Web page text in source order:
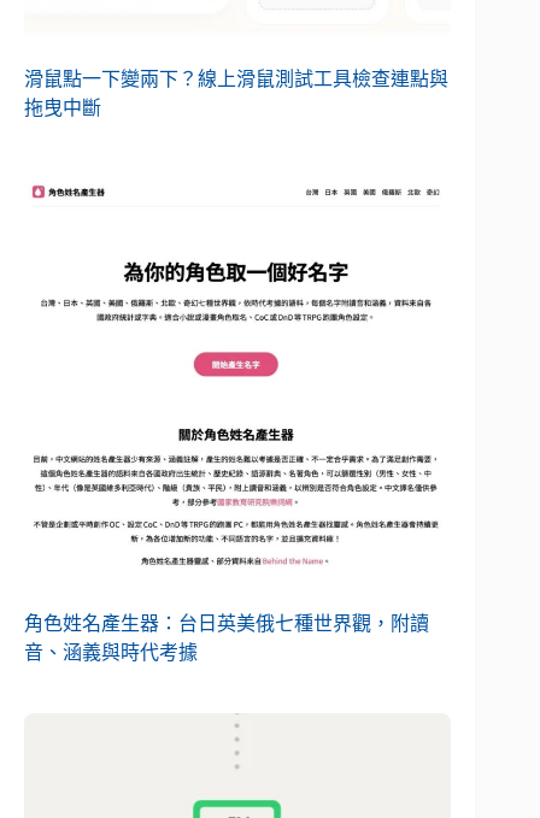
滑鼠點一下變兩下？線上滑鼠測試工具檢查連點與
拖曳中斷
角色姓名產生器：台日英美俄七種世界觀，附讀
音、涵義與時代考據